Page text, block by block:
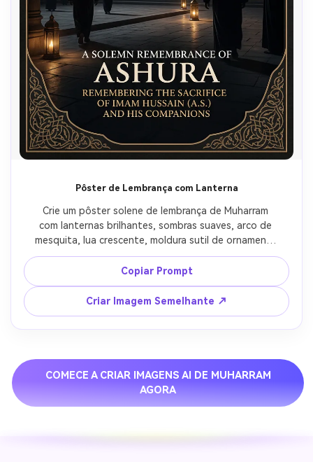
Pôster de Lembrança com Lanterna
Crie um pôster solene de lembrança de Muharram
com lanternas brilhantes, sombras suaves, arco de
mesquita, lua crescente, moldura sutil de ornamento
islâmico, iluminação preto profundo e dourado
quente, clima respeitoso, graduação de cor
premium, sem estilo de festa comemorativa.
Copiar Prompt
Criar Imagem Semelhante ↗
COMECE A CRIAR IMAGENS AI DE MUHARRAM
AGORA